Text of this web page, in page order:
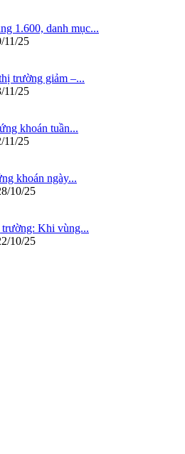
1.600, danh mục...
11/25
trường giảm –...
11/25
khoán tuần...
11/25
khoán ngày...
10/25
Khi vùng...
10/25